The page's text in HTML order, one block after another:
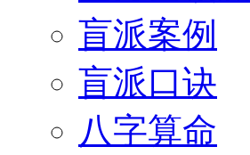
盲派案例
盲派口诀
八字算命